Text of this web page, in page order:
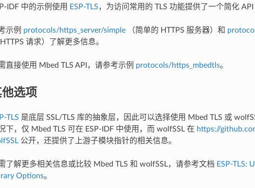
IDF 中的示例使用 ESP-TLS，为访问常用的 TLS 功能提供了一个简化
示例 protocols/https_server/simple（简单的 HTTPS 服务器）和
请求）了解更多信息。
直接使用 Mbed TLS API，请参考示例 protocols/https_mbedtls。
选项
TLS 是底层 SSL/TLS 库的抽象层，因此可以选择使用 Mbed TLS 或
下，仅 Mbed TLS 可在 ESP-IDF 中使用，而 wolfSSL 在 https://
公开，还提供了上游子模块指针的相关信息。
了解更多相关信息或比较 Mbed TLS 和 wolfSSL，请参考文档 ESP-TLS:
Options。